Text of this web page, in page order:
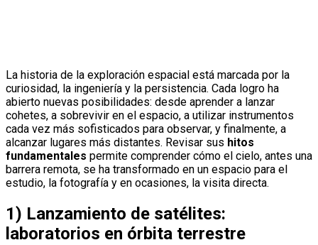
La historia de la exploración espacial está marcada por la
curiosidad, la ingeniería y la persistencia. Cada logro ha
abierto nuevas posibilidades: desde aprender a lanzar
cohetes, a sobrevivir en el espacio, a utilizar instrumentos
cada vez más sofisticados para observar, y finalmente, a
alcanzar lugares más distantes. Revisar sus hitos
fundamentales permite comprender cómo el cielo, antes una
barrera remota, se ha transformado en un espacio para el
estudio, la fotografía y en ocasiones, la visita directa.
1) Lanzamiento de satélites:
laboratorios en órbita terrestre